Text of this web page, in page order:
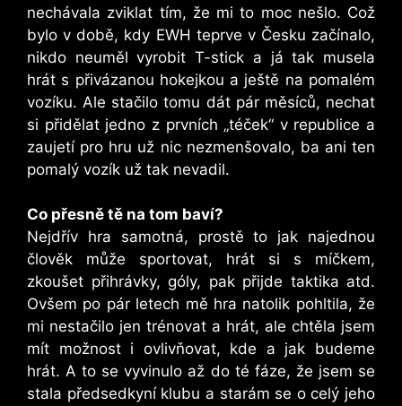
nechávala zviklat tím, že mi to moc nešlo. Což
bylo v době, kdy EWH teprve v Česku začínalo,
nikdo neuměl vyrobit T-stick a já tak musela
hrát s přivázanou hokejkou a ještě na pomalém
vozíku. Ale stačilo tomu dát pár měsíců, nechat
si přidělat jedno z prvních „téček“ v republice a
zaujetí pro hru už nic nezmenšovalo, ba ani ten
pomalý vozík už tak nevadil.
Co přesně tě na tom baví?
Nejdřív hra samotná, prostě to jak najednou
člověk může sportovat, hrát si s míčkem,
zkoušet přihrávky, góly, pak přijde taktika atd.
Ovšem po pár letech mě hra natolik pohltila, že
mi nestačilo jen trénovat a hrát, ale chtěla jsem
mít možnost i ovlivňovat, kde a jak budeme
hrát. A to se vyvinulo až do té fáze, že jsem se
stala předsedkyní klubu a starám se o celý jeho